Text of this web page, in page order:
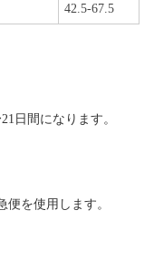
42.5-67.5
日間になります。
を使用します。